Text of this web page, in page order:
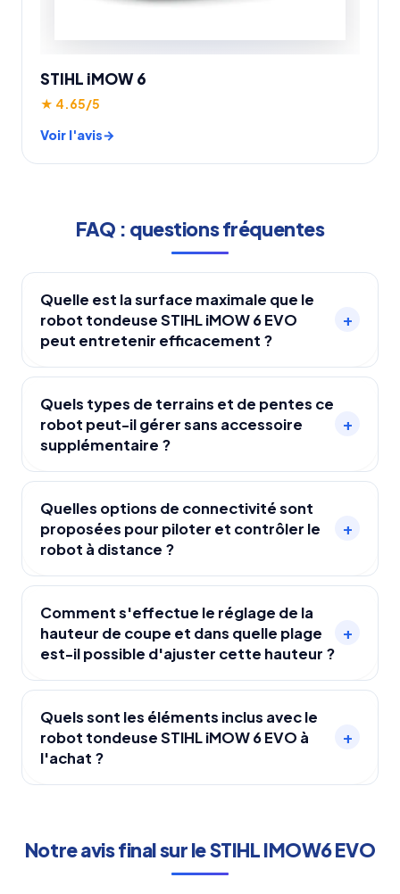
STIHL iMOW 6
★ 4.65/5
Voir l'avis
FAQ : questions fréquentes
Quelle est la surface maximale que le
robot tondeuse STIHL iMOW 6 EVO
peut entretenir efficacement ?
+
Le robot tondeuse STIHL iMOW 6 EVO peut
entretenir efficacement une surface maximale
de 3 000 m².
Quels types de terrains et de pentes ce
robot peut-il gérer sans accessoire
supplémentaire ?
+
Le STIHL iMOW 6 EVO peut gérer des terrains
avec des pentes allant jusqu'à 45 % sans
accessoire supplémentaire, et jusqu'à 55 %
avec l'Upgrade Kit N°10.
Quelles options de connectivité sont
proposées pour piloter et contrôler le
robot à distance ?
+
Le robot offre une connectivité Bluetooth, Wi-Fi
et 4G, permettant un contrôle à distance via
l'application My iMOW et la compatibilité avec
les systèmes Smart Home.
Comment s'effectue le réglage de la
hauteur de coupe et dans quelle plage
est-il possible d'ajuster cette hauteur ?
+
Le réglage de la hauteur de coupe se fait via
l'application My iMOW et il est possible d'ajuster
la hauteur entre 20 et 60 mm.
Quels sont les éléments inclus avec le
robot tondeuse STIHL iMOW 6 EVO à
l'achat ?
+
Notre avis final sur le STIHL IMOW6 EVO